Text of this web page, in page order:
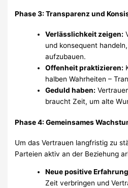
Phase 3: Transparenz und
Verlässlichkeit zeigen:
und konsequent
aufzubauen.
Offenheit praktizieren:
halben Wahrheiten –
Geduld haben:
braucht Zeit, um alte
Phase 4: Gemeinsames
Um das Vertrauen langfristig zu
Parteien aktiv an der Beziehung
Neue positive
Zeit verbringen und